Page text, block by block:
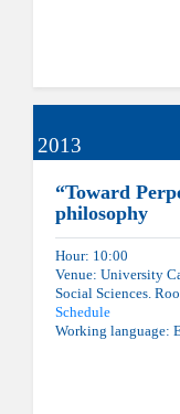
2013
“Toward
philosophy
Hour: 10:00
Venue: University
Social Sciences.
Schedule
Working language: